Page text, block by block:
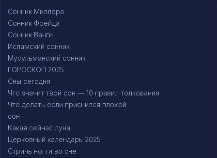
Сонник Миллера
Сонник Фрейда
Сонник Ванги
Исламский сонник
Мусульманский сонник
ГОРОСКОП 2025
Сны сегодня
Что значит твой сон — 10 правил толкования
Что делать если приснился плохой
сон
Какая сейчас луна
Церковный календарь 2025
Стричь ногти во сне